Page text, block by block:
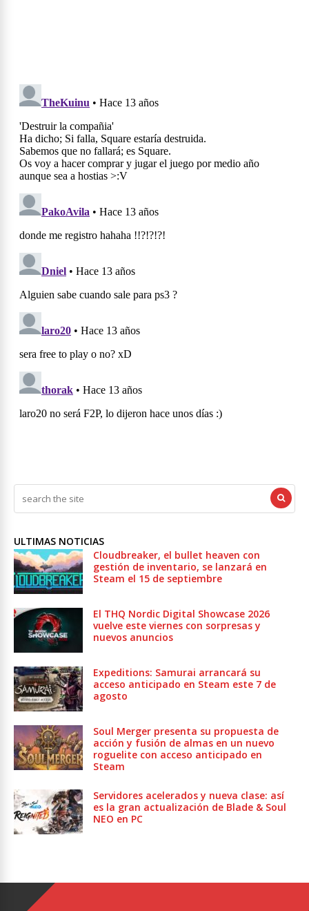
ULTIMAS NOTICIAS
Cloudbreaker, el bullet heaven con
gestión de inventario, se lanzará en
Steam el 15 de septiembre
El THQ Nordic Digital Showcase 2026
vuelve este viernes con sorpresas y
nuevos anuncios
Expeditions: Samurai arrancará su
acceso anticipado en Steam este 7 de
agosto
Soul Merger presenta su propuesta de
acción y fusión de almas en un nuevo
roguelite con acceso anticipado en
Steam
Servidores acelerados y nueva clase: así
es la gran actualización de Blade & Soul
NEO en PC